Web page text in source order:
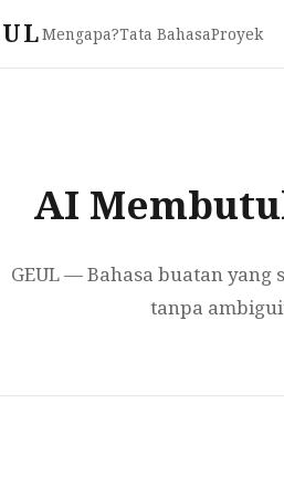
Mengapa?Tata BahasaProyek
AI
GEUL — Bahasa buatan
tanpa